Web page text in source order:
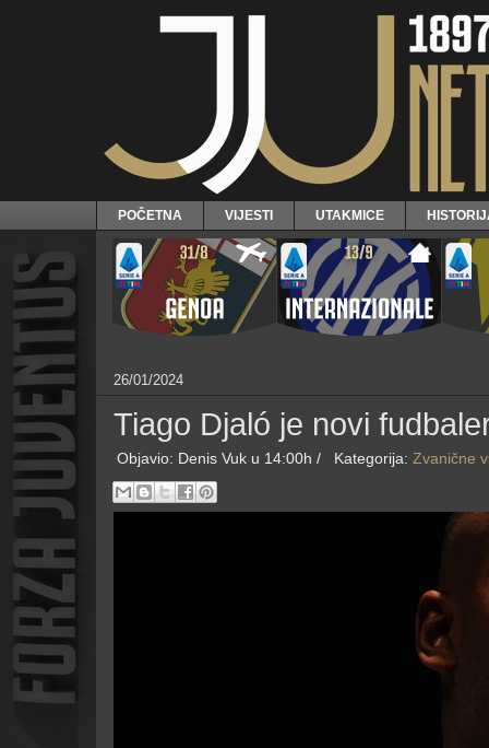
POČETNA VIJESTI UTAKMICE
26/01/2024
Tiago Djaló je novi
Objavio: Denis Vuk u 14:00h / Kategorija: Zvanične